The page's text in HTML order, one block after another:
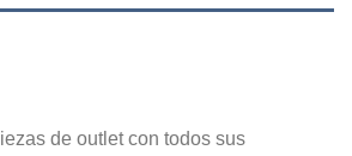
de outlet con todos sus